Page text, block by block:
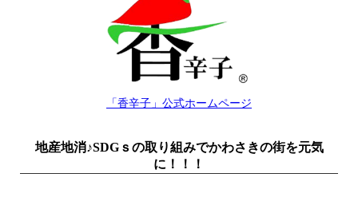
「香辛子」公式ホームページ
地産地消♪SDGｓの取り組みでかわさきの街を元気
に！！！